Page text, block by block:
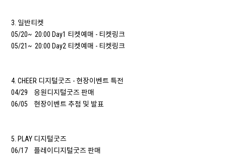
3. 일반티켓
05/20~ 20:00 Day1 티켓예매 - 티켓링크
05/21~ 20:00 Day2 티켓예매 - 티켓링크
4. CHEER 디지털굿즈 - 현장이벤트 특전
04/29 응원디지털굿즈 판매
06/05 현장이벤트 추첨 및 발표
5. PLAY 디지털굿즈
06/17 플레이디지털굿즈 판매